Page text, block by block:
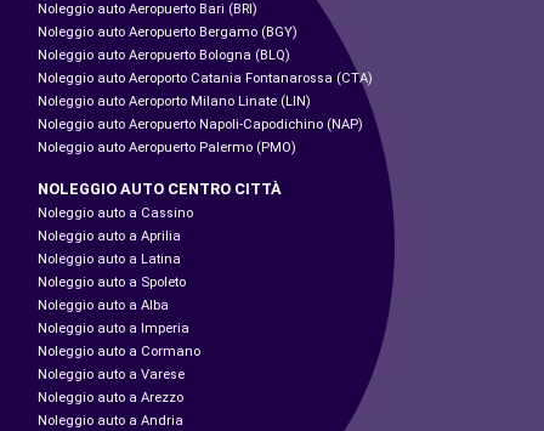
Noleggio auto Aeropuerto Bari (BRI)
Noleggio auto Aeropuerto Bergamo (BGY)
Noleggio auto Aeropuerto Bologna (BLQ)
Noleggio auto Aeroporto Catania Fontanarossa (CTA)
Noleggio auto Aeroporto Milano Linate (LIN)
Noleggio auto Aeropuerto Napoli-Capodichino (NAP)
Noleggio auto Aeropuerto Palermo (PMO)
NOLEGGIO AUTO CENTRO CITTÀ
Noleggio auto a Cassino
Noleggio auto a Aprilia
Noleggio auto a Latina
Noleggio auto a Spoleto
Noleggio auto a Alba
Noleggio auto a Imperia
Noleggio auto a Cormano
Noleggio auto a Varese
Noleggio auto a Arezzo
Noleggio auto a Andria